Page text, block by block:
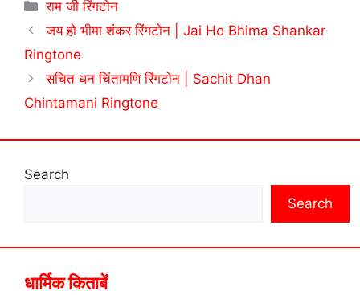
Categories
राम जी रिंगटोन
जय हो भीमा शंकर रिंगटोन | Jai Ho Bhima Shankar
Ringtone
सचित धन चिंतामणि रिंगटोन | Sachit Dhan
Chintamani Ringtone
Search
Search
धार्मिक किताबें